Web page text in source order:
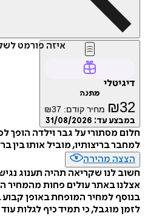
איזה פורמט
דיגיטלי
מתנה
₪32 מחיר קודם: ₪37
במבצע עד: 31/08/2026
חלום מסתורי על גבר וילדה הופך
למחבר בריצותיו, מוביל אותו בין
הצצה מהירה
חשוב לנו שקריאה תהיה תענוג
אצלנו באתר עולים פחות מהמחיר
בנוסף למחיר המופחת באופן
לזמן מוגבל, כי תמיד כיף לגלות